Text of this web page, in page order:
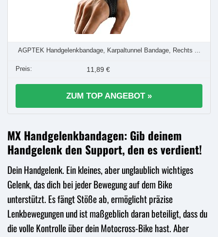
AGPTEK Handgelenkbandage, Karpaltunnel Bandage, Rechts ...
11,89 €
ZUM TOP ANGEBOT »
MX Handgelenkbandagen: Gib deinem
Handgelenk den Support, den es verdient!
Dein Handgelenk. Ein kleines, aber unglaublich wichtiges
Gelenk, das dich bei jeder Bewegung auf dem Bike
unterstützt. Es fängt Stöße ab, ermöglicht präzise
Lenkbewegungen und ist maßgeblich daran beteiligt, dass du
die volle Kontrolle über dein Motocross-Bike hast. Aber